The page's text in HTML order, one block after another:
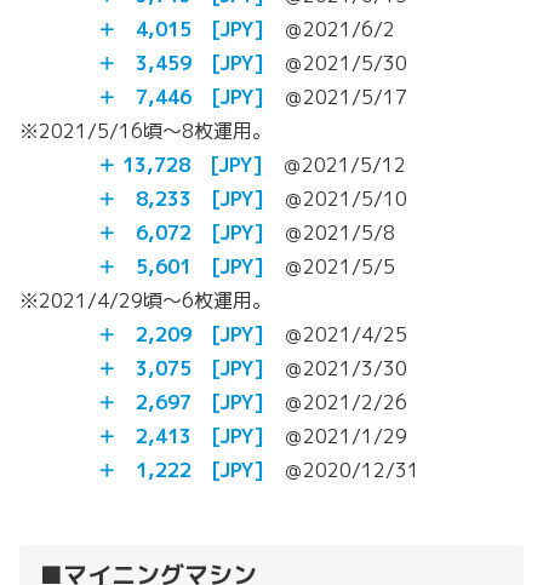
＋ 4,015 [JPY] ＠2021/6/2
＋ 3,459 [JPY] ＠2021/5/30
＋
7,446 [JPY] ＠2021/5/17
※2021/5/16頃～8枚運用。
＋ 13,728 [JPY] ＠2021/5/12
＋ 8,233 [JPY] ＠2021/5/10
＋ 6,072 [JPY] ＠2021/5/8
＋ 5,601 [JPY] ＠2021/5/5
※2021/4/29頃～6枚運用。
＋ 2,209 [JPY] ＠2021/4/25
＋ 3,075 [JPY] ＠2021/3/30
＋ 2,697 [JPY] ＠2021/2/26
＋ 2,413 [JPY] ＠2021/1/29
＋ 1,222 [JPY] ＠2020/12/31
■マイニングマシン